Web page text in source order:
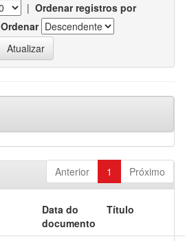
| Ordenar registros por
Ordenar
Anterior 1 Próximo
Data do
documento
Título